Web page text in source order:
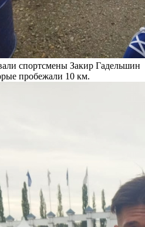
спортсмены Закир Гадельшин
пробежали 10 км.